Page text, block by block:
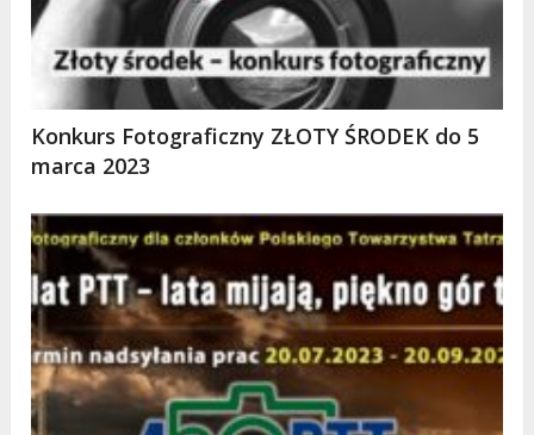
Konkurs Fotograficzny ZŁOTY ŚRODEK do 5
marca 2023